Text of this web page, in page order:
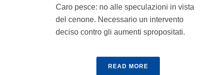
Caro pesce: no alle speculazioni in vista
del cenone. Necessario un intervento
deciso contro gli aumenti spropositati.
READ MORE